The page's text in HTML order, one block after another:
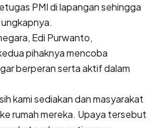
PMI di lapangan sehingga
Edi Purwanto,
pihaknya mencoba
berperan serta aktif dalam
kami sediakan dan masyarakat
rumah mereka. Upaya tersebut